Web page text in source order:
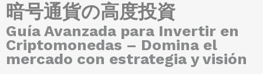
暗号通貨の高度投資
Guía Avanzada para Invertir en
Criptomonedas – Domina el
mercado con estrategia y visión